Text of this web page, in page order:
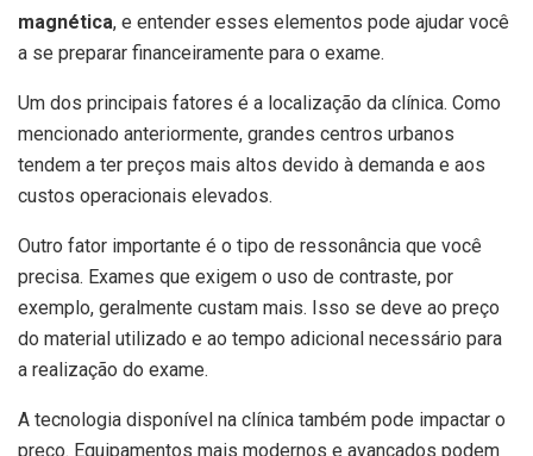
magnética, e entender esses elementos pode ajudar você
a se preparar financeiramente para o exame.
Um dos principais fatores é a localização da clínica. Como
mencionado anteriormente, grandes centros urbanos
tendem a ter preços mais altos devido à demanda e aos
custos operacionais elevados.
Outro fator importante é o tipo de ressonância que você
precisa. Exames que exigem o uso de contraste, por
exemplo, geralmente custam mais. Isso se deve ao preço
do material utilizado e ao tempo adicional necessário para
a realização do exame.
A tecnologia disponível na clínica também pode impactar o
preço. Equipamentos mais modernos e avançados podem